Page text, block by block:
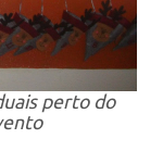
perto do